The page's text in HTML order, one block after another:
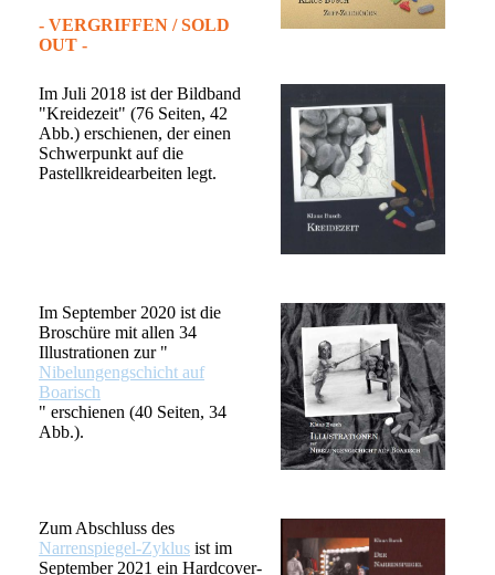
- VERGRIFFEN / SOLD
OUT -
Im Juli 2018 ist der Bildband
"Kreidezeit" (76 Seiten, 42
Abb.) erschienen, der einen
Schwerpunkt auf die
Pastellkreidearbeiten legt.
Im September 2020 ist die
Broschüre mit allen 34
Illustrationen zur "
Nibelungengschicht auf
Boarisch
" erschienen (40 Seiten, 34
Abb.).
Zum Abschluss des
Narrenspiegel-Zyklus ist im
September 2021 ein Hardcover-